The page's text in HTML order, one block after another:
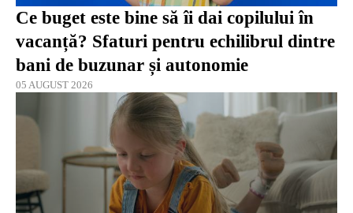
Ce buget este bine să îi dai copilului în
vacanță? Sfaturi pentru echilibrul dintre
bani de buzunar și autonomie
05 AUGUST 2026